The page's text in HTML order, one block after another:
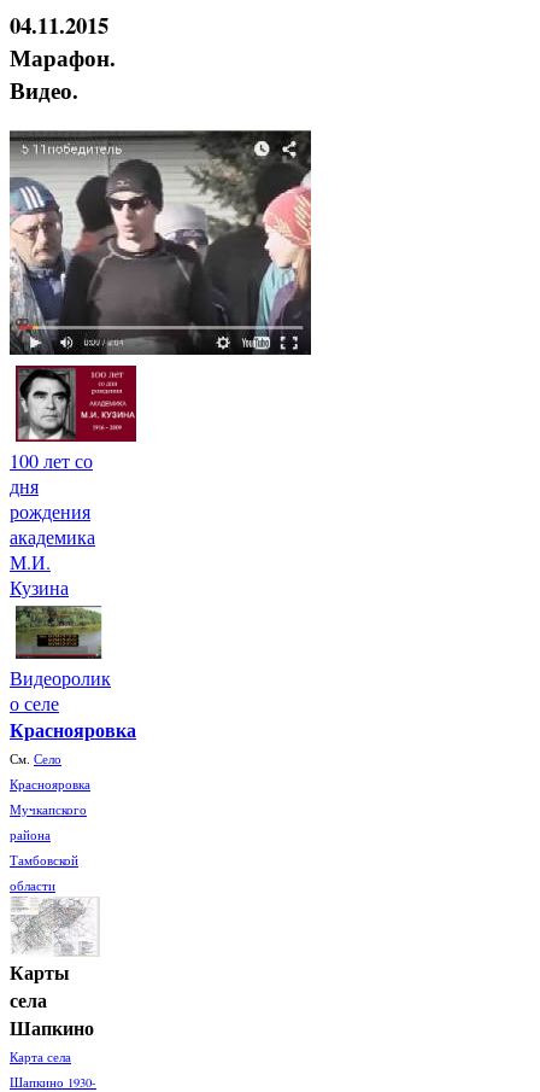
04.11.2015
Марафон.
Видео.
100 лет со
дня
рождения
академика
М.И.
Кузина
Видеоролик
о селе
Краснояровка
См. Село
Краснояровка
Мучкапского
района
Тамбовской
области
Карты
села
Шапкино
Карта села
Шапкино 1930-